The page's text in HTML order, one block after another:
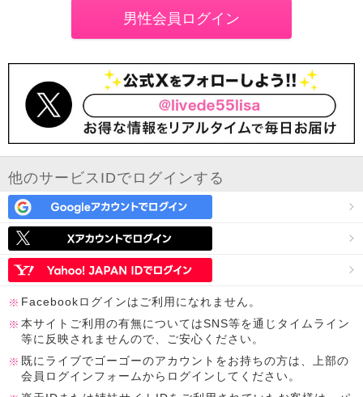
他のサービスIDでログインする
Facebookログインはご利用になれません。
本サイトご利用の有無についてはSNS等を通じタイムライン
等に反映されませんので、ご安心ください。
既にライブでゴーゴーのアカウントをお持ちの方は、上部の
会員ログインフォームからログインしてください。